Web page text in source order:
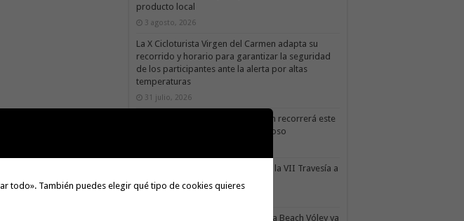
producto local
3 agosto, 2026
La X Cicloturista Virgen del Carmen adapta su
recorrido y horario para garantizar la seguridad
de los participantes ante la alerta por altas
temperaturas
31 julio, 2026
La X Cicloturista Virgen del Carmen recorrerá este
sábado los paisajes de Vallehermoso
Valle Gran Rey acoge este sábado la VII Travesía a
Nado Isla Colombina
El II torneo Autonómico Gomahara Beach Vóley ya
todo». También puedes elegir qué tipo de cookies quieres